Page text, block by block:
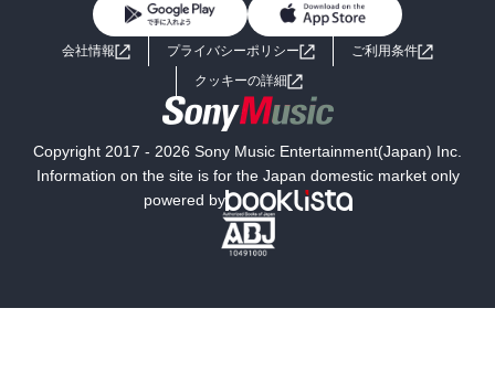
ライトノベル 男子向けラノベ
小説
海外小説
ミステリー SF
文学
よくあるご質問 お問い合わせ
会社情報 プライバシーポリシー
ご利用条件
クッキーの詳細
Copyright 2017 - 2026 Sony Music Entertainment(Japan) Inc.
Information on the site is for the Japan domestic market only
powered by